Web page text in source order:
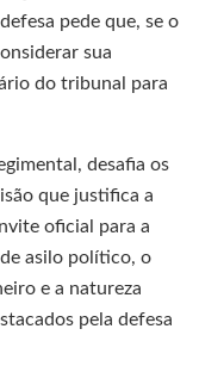
pede que, se o
sua
do tribunal para
desafia os
que justifica a
oficial para a
asilo político, o
e a natureza
pela defesa